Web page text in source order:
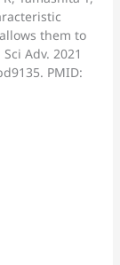
them to
Adv. 2021
PMID: